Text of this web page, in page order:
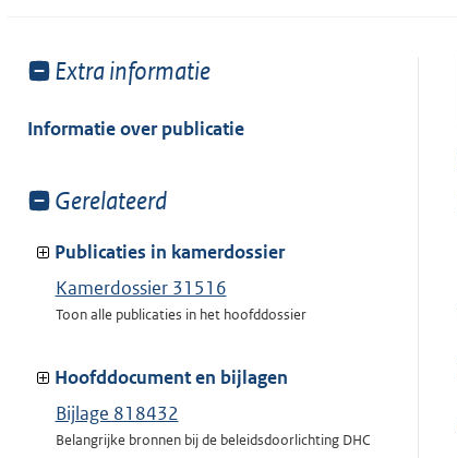
Toon
van:
Extra informatie
Informatie over publicatie
Toon
van:
Gerelateerd
Publicaties in kamerdossier
Kamerdossier 31516
Toon alle publicaties in het hoofddossier
Hoofddocument en bijlagen
Bijlage 818432
Belangrijke bronnen bij de beleidsdoorlichting DHC